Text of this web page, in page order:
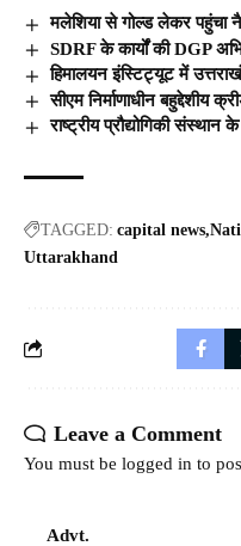
मलेशिया से गोल्ड लेकर
SDRF के कार्यों की DGP
हिमालयन इंस्टिट्यूट में
सीएम निर्माणाधीन बहुद्देशीय
राष्ट्रीय प्रौद्योगिकी
TAGGED: capital news
Uttarakhand
Leave a Comment
You must be logged in to
Advt.